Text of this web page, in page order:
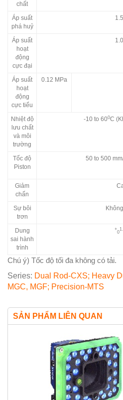
chất
Áp suất
phá huỷ
Áp suất
hoạt
động
cực đại
Áp suất
hoạt
động
cực tiểu
0.12 MPa
Nhiệt độ
lưu chất
và môi
trường
-10 to 600C
Tốc độ
Piston
50 to 500
Giảm
chấn
Sự bôi
trơn
Dung
sai hành
trình
­+
0
Chú ý) Tốc độ tối đa không có tải.
Series: Dual Rod-CXS; Heavy
MGC, MGF; Precision-MTS
SẢN PHẨM LIÊN QUAN